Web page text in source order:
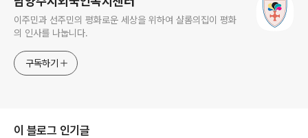
이주민과 선주민의 평화로운 세상을 위하여 샬롬의집이 평화
의 인사를 나눕니다.
구독하기
이 블로그 인기글